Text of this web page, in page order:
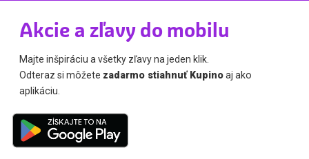
Akcie a zľavy do mobilu
Majte inšpiráciu a všetky zľavy na jeden klik.
Odteraz si môžete zadarmo stiahnuť Kupinoaj ako
aplikáciu.